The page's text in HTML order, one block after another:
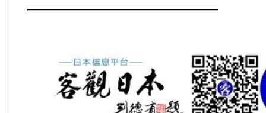
━━━━━━━━━━━━━━